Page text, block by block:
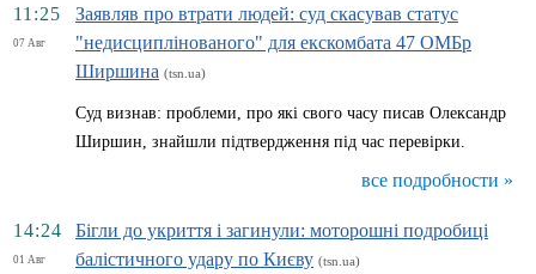
11:25
07 Авг
Заявляв про втрати людей: суд скасував статус
"недисциплінованого" для екскомбата 47 ОМБр
Ширшина (tsn.ua)
Суд визнав: проблеми, про які свого часу писав Олександр
Ширшин, знайшли підтвердження під час перевірки.
все подробности »
14:24
01 Авг
Бігли до укриття і загинули: моторошні подробиці
балістичного удару по Києву (tsn.ua)